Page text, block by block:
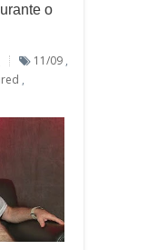
o
11/09 ,
,